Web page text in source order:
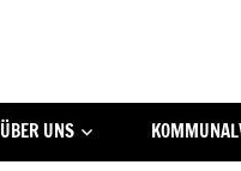
UFFBASSE!
Darmstadt
ÜBER UNS